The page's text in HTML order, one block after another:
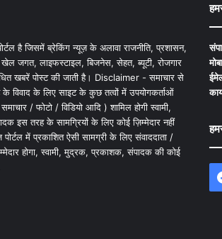
है जिसमें ब्रेकिंग न्यूज़ के अलावा राजनीति, प्रशासन,
खेल जगत, लाइफस्टाइल, बिजनेस, सेहत, ब्यूटी, रोजगार
खबरें पोस्ट की जाती है। Disclaimer - समाचार से
के विवाद के लिए साइट के कुछ तत्वों में उपयोगकर्ताओं
समाचार / फोटो / विडियो आदि ) शामिल होगी स्वामी,
इस तरह के सामग्रियों के लिए कोई ज़िम्मेदार नहीं
में प्रकाशित ऐसी सामग्री के लिए संवाददाता /
होगा, स्वामी, मुद्रक, प्रकाशक, संपादक की कोई